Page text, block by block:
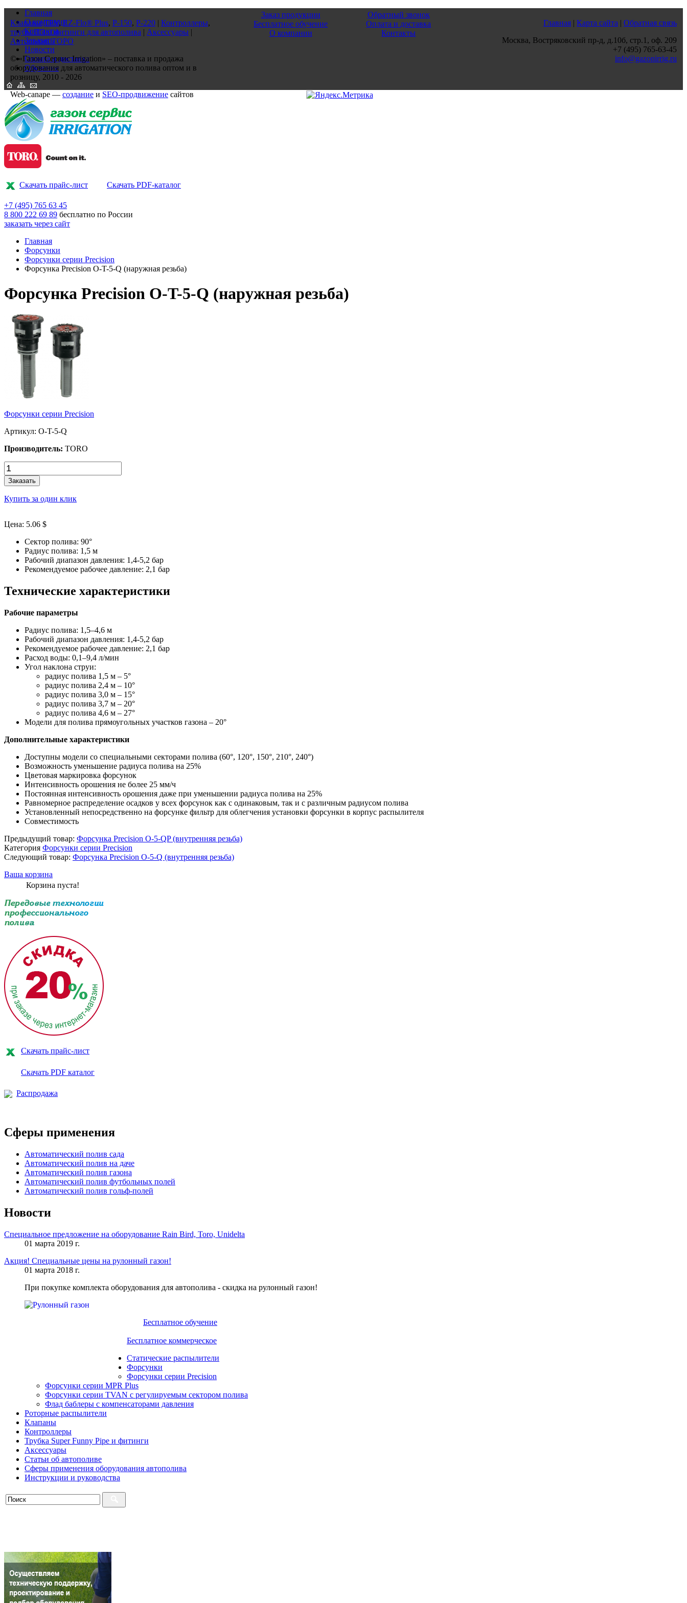
Главная
О компании
Контакты
Заказать
Новости
Оплата и доставка
Обучение
Скачать прайс-лист Скачать PDF-каталог
+7 (495) 765 63 45
8 800 222 69 89 бесплатно по России
заказать через сайт
Главная
Форсунки
Форсунки серии Precision
Форсунка Precision O-T-5-Q (наружная резьба)
Форсунка Precision O-T-5-Q (наружная резьба)
Форсунки серии Precision
Артикул: O-T-5-Q
Производитель: TORO
Заказать
Купить за один клик
Цена: 5.06 $
Сектор полива: 90°
Радиус полива: 1,5 м
Рабочий диапазон давления: 1,4-5,2 бар
Рекомендуемое рабочее давление: 2,1 бар
Технические характеристики
Рабочие параметры
Радиус полива: 1,5–4,6 м
Рабочий диапазон давления: 1,4-5,2 бар
Рекомендуемое рабочее давление: 2,1 бар
Расход воды: 0,1–9,4 л/мин
Угол наклона струи:
радиус полива 1,5 м – 5°
радиус полива 2,4 м – 10°
радиус полива 3,0 м – 15°
радиус полива 3,7 м – 20°
радиус полива 4,6 м – 27°
Модели для полива прямоугольных участков газона – 20°
Дополнительные характеристики
Доступны модели со специальными секторами полива (60°, 120°, 150°, 210°, 240°)
Возможность уменьшение радиуса полива на 25%
Цветовая маркировка форсунок
Интенсивность орошения не более 25 мм/ч
Постоянная интенсивность орошения даже при уменьшении радиуса полива на 25%
Равномерное распределение осадков у всех форсунок как с одинаковым, так и с различным радиусом полива
Установленный непосредственно на форсунке фильтр для облегчения установки форсунки в корпус распылителя
Совместимость
Предыдущий товар: Форсунка Precision O-5-QP (внутренняя резьба)
Категория Форсунки серии Precision
Следующий товар: Форсунка Precision O-5-Q (внутренняя резьба)
Ваша корзина
Корзина пуста!
Скачать прайс-лист
Скачать PDF каталог
Распродажа
Сферы применения
Автоматический полив сада
Автоматический полив на даче
Автоматический полив газона
Автоматический полив футбольных полей
Автоматический полив гольф-полей
Новости
Специальное предложение на оборудование Rain Bird, Toro, Unidelta
01 марта 2019 г.
Акция! Специальные цены на рулонный газон!
01 марта 2018 г.
При покупке комплекта оборудования для автополива - скидка на рулонный газон!
Бесплатное обучение
Бесплатное коммерческое
Статические распылители
Форсунки
Форсунки серии Precision
Форсунки серии MPR Plus
Форсунки серии TVAN с регулируемым сектором полива
Флад баблеры с компенсаторами давления
Роторные распылители
Клапаны
Контроллеры
Трубка Super Funny Pipe и фитинги
Аксессуары
Статьи об автополиве
Сферы применения оборудования автополива
Инструкции и руководства
Главная | Карта сайта | Обратная связь
Москва, Востряковский пр-д, д.10б, стр.1, оф. 209
+7 (495) 765-63-45
info@gazonirrig.ru
Клапаны TPV,EZ-Flo® Plus, P-150, P-220 | Контроллеры,
трубы ПЭ и фитинги для автополива | Аксессуары |
Автополив ТОРО
© «Газон Сервис Irrigation» – поставка и продажа
оборудования для автоматического полива оптом и в
розницу, 2010 - 2026
Web-canape — создание и SEO-продвижение сайтов
Заказ продукции
Бесплатное обучение
О компании
Обратный звонок
Оплата и доставка
Контакты